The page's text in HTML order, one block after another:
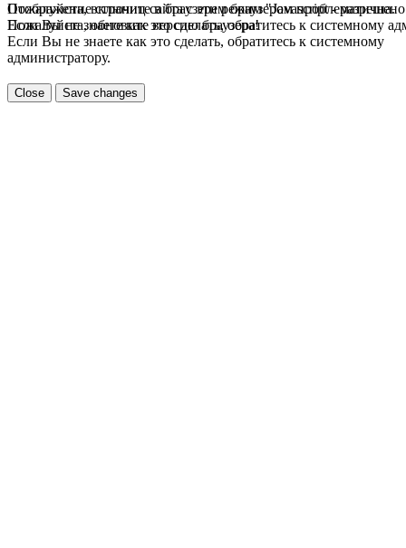
Пожалуйста, включите в браузере режим "Javascript -
Если Вы не знаете как это сделать, обратитесь к системному
Отображение страниц сайта с этим браузером проблематична.
Пожалуйста, обновите версию браузера!
Если Вы не знаете как это сделать, обратитесь к системному
администратору.
Close Save changes